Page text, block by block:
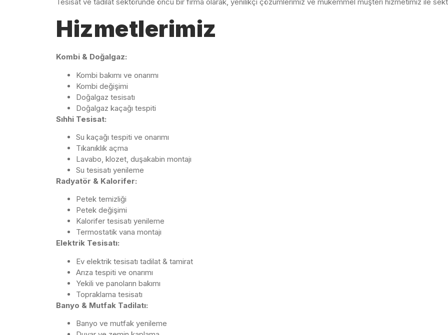
Hizmetlerimiz
Kombi & Doğalgaz:
Kombi bakımı ve onarımı
Kombi değişimi
Doğalgaz tesisatı
Doğalgaz kaçağı tespiti
Sıhhi Tesisat:
Su kaçağı tespiti ve onarımı
Tıkanıklık açma
Lavabo, klozet, duşakabin montajı
Su tesisatı yenileme
Radyatör & Kalorifer:
Petek temizliği
Petek değişimi
Kalorifer tesisatı yenileme
Termostatik vana montajı
Elektrik Tesisatı:
Ev elektrik tesisatı tadilat & tamirat
Arıza tespiti ve onarımı
Yekili ve panoların bakımı
Topraklama tesisatı
Banyo & Mutfak Tadilatı:
Banyo ve mutfak yenileme